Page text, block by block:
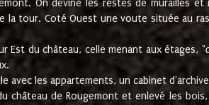
On devine les restes de murailles et
la tour. Coté Ouest une voute située au
Est du château, celle menant aux étages, "
avec les appartements, un cabinet
de Rougemont et enlevé les